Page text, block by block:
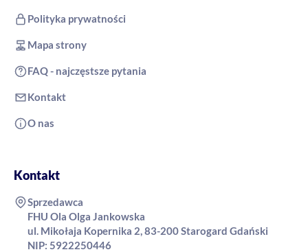
Polityka prywatności
Mapa strony
FAQ - najczęstsze pytania
Kontakt
O nas
Kontakt
Sprzedawca
FHU Ola Olga Jankowska
ul. Mikołaja Kopernika 2, 83-200 Starogard Gdański
NIP: 5922250446